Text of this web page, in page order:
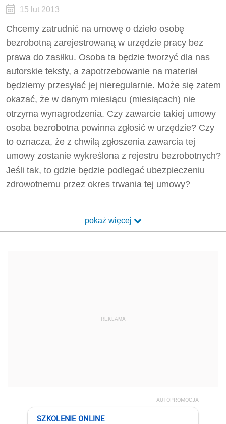
15 lut 2013
Chcemy zatrudnić na umowę o dzieło osobę
bezrobotną zarejestrowaną w urzędzie pracy bez
prawa do zasiłku. Osoba ta będzie tworzyć dla nas
autorskie teksty, a zapotrzebowanie na materiał
będziemy przesyłać jej nieregularnie. Może się zatem
okazać, że w danym miesiącu (miesiącach) nie
otrzyma wynagrodzenia. Czy zawarcie takiej umowy
osoba bezrobotna powinna zgłosić w urzędzie? Czy
to oznacza, że z chwilą zgłoszenia zawarcia tej
umowy zostanie wykreślona z rejestru bezrobotnych?
Jeśli tak, to gdzie będzie podlegać ubezpieczeniu
zdrowotnemu przez okres trwania tej umowy?
pokaż więcej
REKLAMA
AUTOPROMOCJA
SZKOLENIE ONLINE